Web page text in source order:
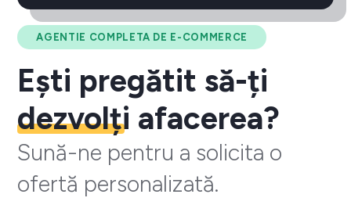
AGENTIE COMPLETA DE E-COMMERCE
Ești pregătit să-ți
dezvolți afacerea?
Sună-ne pentru a solicita o
ofertă personalizată.